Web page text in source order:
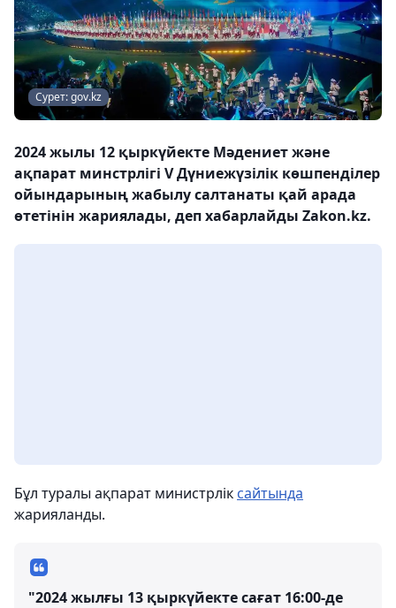
Сурет: gov.kz
2024 жылы 12 қыркүйекте Мәдениет және
ақпарат минстрлігі V Дүниежүзілік көшпенділер
ойындарының жабылу салтанаты қай арада
өтетінін жариялады, деп хабарлайды Zakon.kz.
Бұл туралы ақпарат министрлік сайтында
жарияланды.
"2024 жылғы 13 қыркүйекте сағат 16:00-де